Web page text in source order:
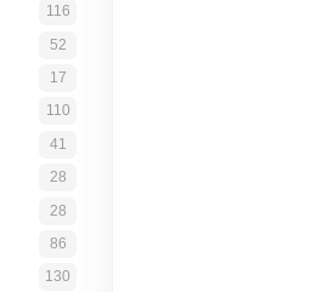
116
52
17
110
41
28
28
86
130